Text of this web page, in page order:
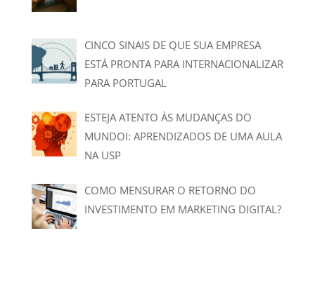
CINCO SINAIS DE QUE SUA EMPRESA
ESTÁ PRONTA PARA INTERNACIONALIZAR
PARA PORTUGAL
ESTEJA ATENTO ÀS MUDANÇAS DO
MUNDOI: APRENDIZADOS DE UMA AULA
NA USP
COMO MENSURAR O RETORNO DO
INVESTIMENTO EM MARKETING DIGITAL?